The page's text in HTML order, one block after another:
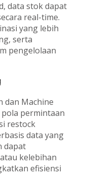
data stok dapat
real-time.
yang lebih
serta
pengelolaan
dan Machine
permintaan
restock
data yang
dapat
kelebihan
efisiensi